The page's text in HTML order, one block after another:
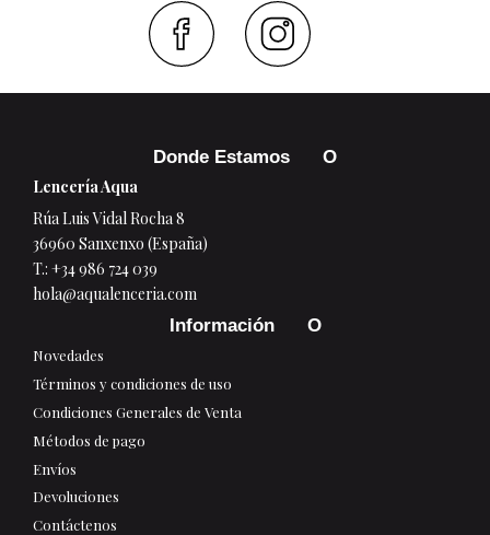
Donde Estamos
Lencería Aqua
Rúa Luis Vidal Rocha 8
36960 Sanxenxo (España)
T.: +34 986 724 039
hola@aqualenceria.com
Información
Novedades
Términos y condiciones de uso
Condiciones Generales de Venta
Métodos de pago
Envíos
Devoluciones
Contáctenos